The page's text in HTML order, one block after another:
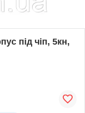
під чіп, 5кн,